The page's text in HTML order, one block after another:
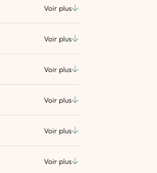
Voir plus
Voir plus
Voir plus
Voir plus
Voir plus
Voir plus